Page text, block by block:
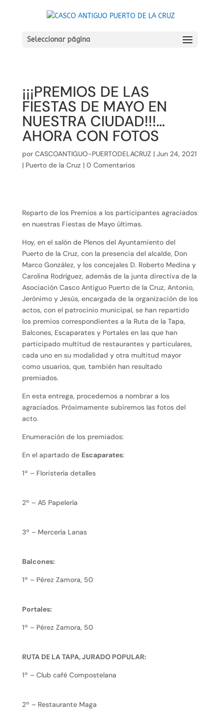
Seleccionar página
¡¡¡PREMIOS DE LAS
FIESTAS DE MAYO EN
NUESTRA CIUDAD!!!…
AHORA CON FOTOS
por CASCOANTIGUO-PUERTODELACRUZ | Jun 24, 2021
| Puerto de la Cruz | 0 Comentarios
Reparto de los Premios a los participantes agraciados
en nuestras Fiestas de Mayo últimas.
Hoy, en el salón de Plenos del Ayuntamiento del
Puerto de la Cruz, con la presencia del alcalde, Don
Marco González, y los concejales D. Roberto Medina y
Carolina Rodríguez, además de la junta directiva de la
Asociación Casco Antiguo Puerto de la Cruz, Antonio,
Jerónimo y Jesús, encargada de la organización de los
actos, con el patrocinio municipal, se han repartido
los premios correspondientes a la Ruta de la Tapa,
Balcones, Escaparates y Portales en las que han
participado multitud de restaurantes y particulares,
cada uno en su modalidad y otra multitud mayor
como usuarios, que, también han resultado
premiados.
En esta entrega, procedemos a nombrar a los
agraciados. Próximamente subiremos las fotos del
acto.
Enumeración de los premiados:
En el apartado de Escaparates:
1º – Floristería detalles
2º – A5 Papelería
3º – Mercería Lanas
Balcones:
1º – Pérez Zamora, 50
Portales:
1º – Pérez Zamora, 50
RUTA DE LA TAPA, JURADO POPULAR:
1º – Club café Compostelana
2º – Restaurante Maga